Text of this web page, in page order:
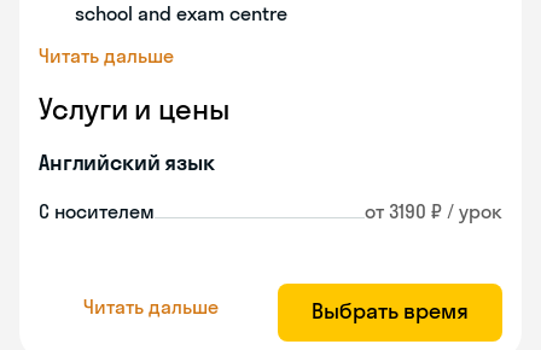
school and exam centre
Читать дальше
Услуги и цены
Английский язык
С носителем от 3190 ₽ / урок
Читать дальше Выбрать время